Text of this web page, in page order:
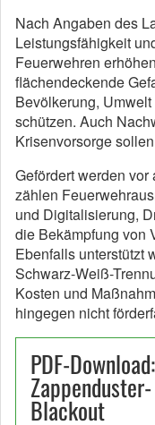
Nach Angaben des
Leistungsfähigkeit
Feuerwehren
flächendeckende
Bevölkerung,
schützen. Auch
Krisenvorsorge
Gefördert werden
zählen
und Digitalisierung,
die Bekämpfung von
Ebenfalls unterstützt
Schwarz-Weiß-
Kosten und
hingegen nicht
PDF-
Blackout